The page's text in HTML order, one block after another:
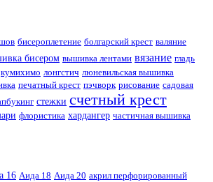
бисероплетение болгарский крест валяние
бисером вышивка лентами вязание гладь
кумихимо лонгстич люневильская вышивка
печатный крест пэчворк рисование садовая
стежки счетный крест
флористика хардангер частичная вышивка
16 Аида 18 Аида 20 акрил перфорированный